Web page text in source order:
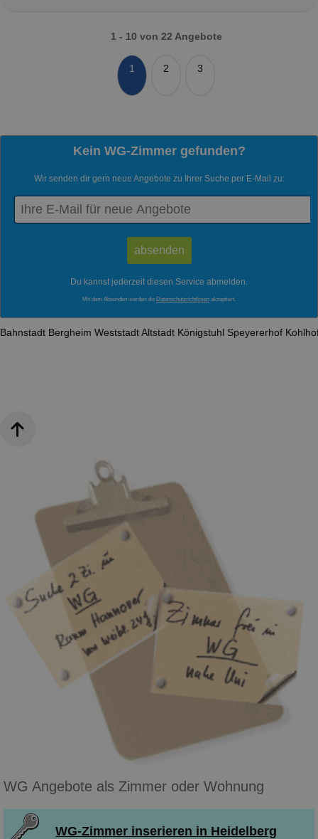
1 - 10 von 22 Angebote
1 2 3
Kein WG-Zimmer gefunden?
Wir senden dir gern neue Angebote zu Ihrer Suche per E-Mail zu:
Du kannst jederzeit diesen Service abmelden.
Mit dem Absenden werden die Datenschutzrichtlinien akzeptiert.
Bahnstadt Bergheim WeststadtAltstadt Königstuhl Speyererhof
WG Angebote als Zimmer oder Wohnung
WG-Zimmer inserieren in Heidelberg